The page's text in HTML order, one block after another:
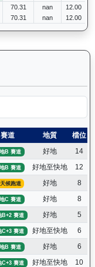
70.31 nan
12.00
70.31 nan 12.00
）— 昔日賽果及分
賽道 地質 檔位
B 賽道 好地 14
B 賽道 好地至快地 12
候跑道 好地 8
C 賽道 好地 8
B+2 賽道 好地 5
C+3 賽道 好地至快地 6
B 賽道 好地 6
C+3 賽道 好地至快地 10